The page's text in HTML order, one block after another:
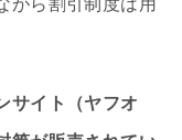
がら割引制度は用
サイト（ヤフオ